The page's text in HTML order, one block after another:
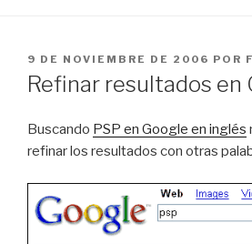
PUBLICADO
EL
9 DE NOVIEMBRE DE 2006 POR
Refinar resultados en
Buscando PSP en Google en inglés
refinar los resultados con otras